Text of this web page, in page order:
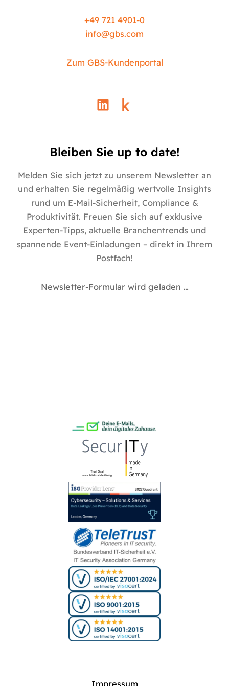
+49 721 4901-0
info@gbs.com
Zum GBS-Kundenportal
L
i
e
i
n
Bleiben Sie up to date!
Melden Sie sich jetzt zu unserem Newsletter an
und erhalten Sie regelmäßig wertvolle Insights
rund um E-Mail-Sicherheit, Compliance &
Produktivität. Freuen Sie sich auf exklusive
Experten-Tipps, aktuelle Branchentrends und
spannende Event-Einladungen – direkt in Ihrem
Postfach!
Newsletter-Formular wird geladen …
Impressum